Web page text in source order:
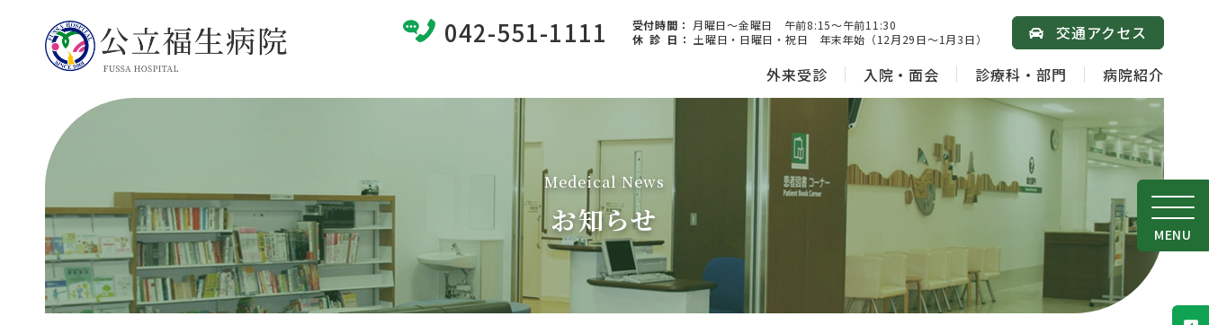
042-551-1111 受付時間： 月曜日～金曜日 午前8:15～午前11:30
休 診 日 ： 土曜日・日曜日・祝日 年末年始（12月29日～1月3日）
交通アクセス
外来受診
入院・面会 診療科・部門 病院紹介
MENU
Medeical News
お知らせ